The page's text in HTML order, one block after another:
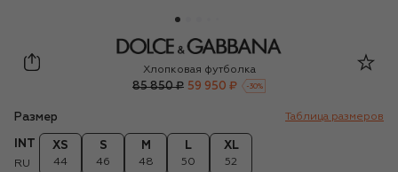
Dolce & Gabbana
Хлопковая футболка
85 850 ₽ 59 950 ₽ -30%
Размер Таблица размеров
INT
RU
XS
44
S
46
M
48
L
50
XL
52